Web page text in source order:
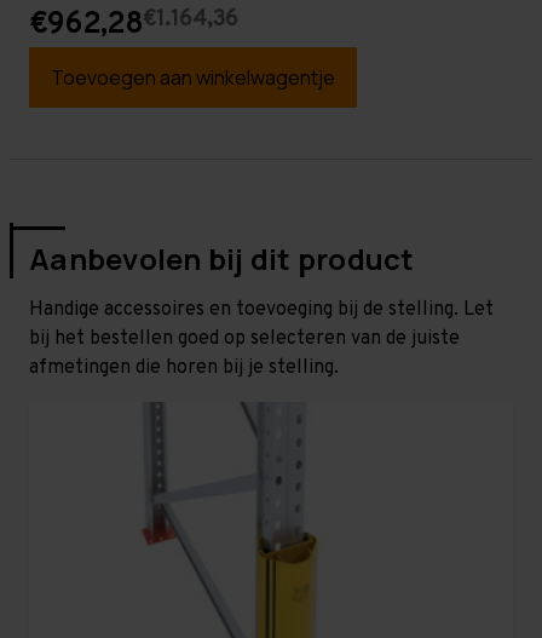
€962,28€1.164,36
Toevoegen aan winkelwagentje
Aanbevolen bij dit product
Handige accessoires en toevoeging bij de stelling. Let
bij het bestellen goed op selecteren van de juiste
afmetingen die horen bij je stelling.